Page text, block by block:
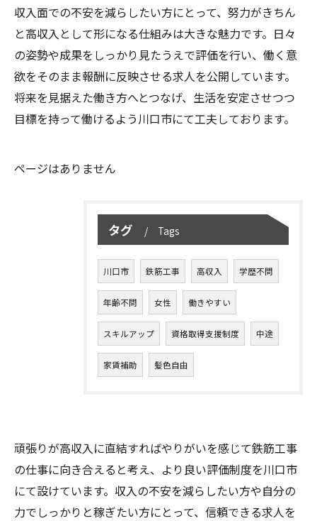
収入面での不安を減らしたい方にとって、努力がきちん
と高収入として形になる仕組みは大きな魅力です。日々
の姿勢や成果をしっかり見たうえで評価を行い、働く意
欲をそのまま報酬に反映させる求人を公開しています。
将来を見据えた働き方へとつなげ、生活を安定させつつ
目標を持って働けるよう川口市にて工夫しております。
ページはありません
タグ Tags
川口市 鉄筋工事 高収入 学歴不問
年齢不問 女性 働きやすい
スキルアップ 資格取得支援制度 中途
家賃補助 髪色自由
頑張りが高収入に直結すればやりがいを感じて鉄筋工事
の仕事に向き合えると考え、より良い評価制度を川口市
にて設けています。収入の不安を減らしたい方や自分の
力でしっかりと稼ぎたい方にとって、信頼できる求人を